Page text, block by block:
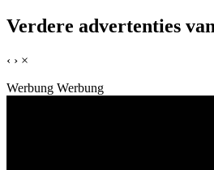
Verdere advertenties
‹ › ×
Werbung Werbung